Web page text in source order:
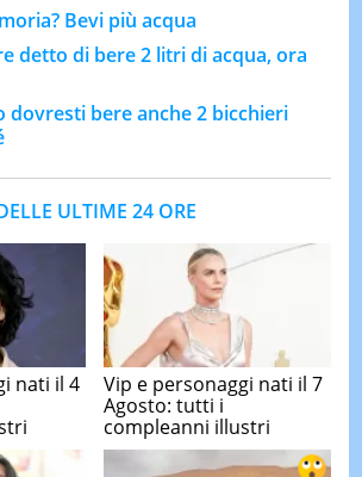
Bevi più acqua
detto di bere 2 litri di acqua, ora
dovresti bere anche 2 bicchieri
ULTIME 24 ORE
nati il 4
Vip e personaggi nati il 7
Agosto: tutti i
compleanni illustri